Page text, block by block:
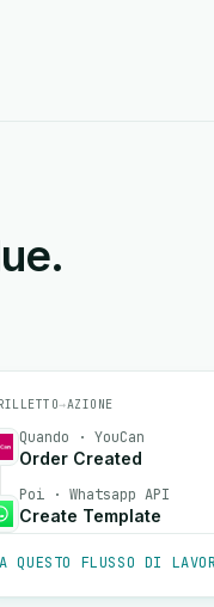
→AZIONE
Quando · YouCan
Order Created
Poi · Whatsapp API
Create Template
QUESTO FLUSSO DI